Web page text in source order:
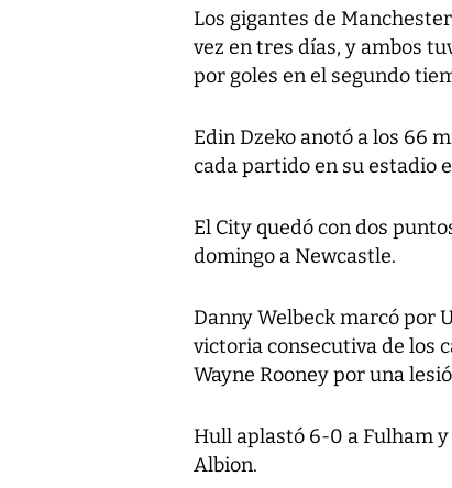
Los gigantes de
vez en tres días, y ambos
por goles en el segundo
Edin Dzeko anotó a los 66
cada partido en su estadio
El City quedó con dos
domingo a Newcastle.
Danny Welbeck marcó por
victoria consecutiva de los
Wayne Rooney por una
Hull aplastó 6-0 a Fulham
Albion.